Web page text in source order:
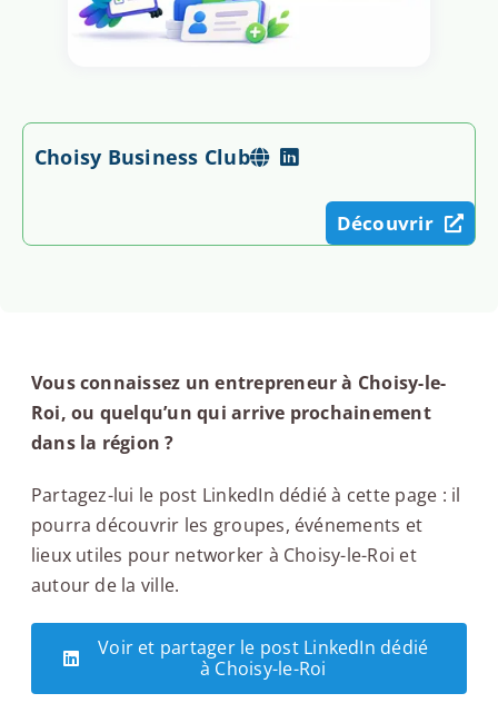
Choisy Business Club
Découvrir
Vous connaissez un entrepreneur à Choisy-le-
Roi, ou quelqu’un qui arrive prochainement
dans la région ?
Partagez-lui le post LinkedIn dédié à cette page : il
pourra découvrir les groupes, événements et
lieux utiles pour networker à Choisy-le-Roi et
autour de la ville.
Voir et partager le post LinkedIn dédié
à Choisy-le-Roi